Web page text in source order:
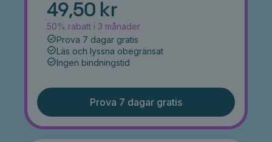
49,50 kr
50% rabatt i 3 månader
Prova 7 dagar gratis
Läs och lyssna obegränsat
Ingen bindningstid
Prova 7 dagar gratis